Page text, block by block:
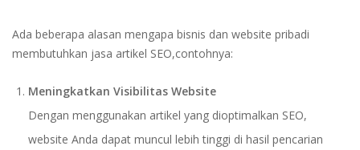
Ada beberapa alasan mengapa bisnis dan website pribadi
membutuhkan jasa artikel SEO,contohnya:
Meningkatkan Visibilitas Website
Dengan menggunakan artikel yang dioptimalkan SEO,
website Anda dapat muncul lebih tinggi di hasil pencarian